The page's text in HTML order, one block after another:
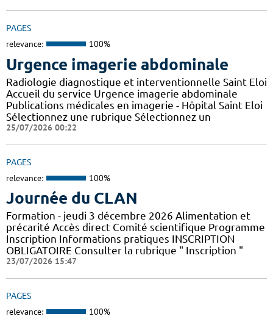
PAGES
relevance: 100%
Urgence imagerie abdominale
Radiologie diagnostique et interventionnelle Saint Eloi
Accueil du service Urgence imagerie abdominale
Publications médicales en imagerie - Hôpital Saint Eloi
Sélectionnez une rubrique Sélectionnez un
25/07/2026 00:22
PAGES
relevance: 100%
Journée du CLAN
Formation - jeudi 3 décembre 2026 Alimentation et
précarité Accès direct Comité scientifique Programme
Inscription Informations pratiques ​INSCRIPTION
OBLIGATOIRE Consulter la rubrique " Inscription "
23/07/2026 15:47
PAGES
relevance: 100%